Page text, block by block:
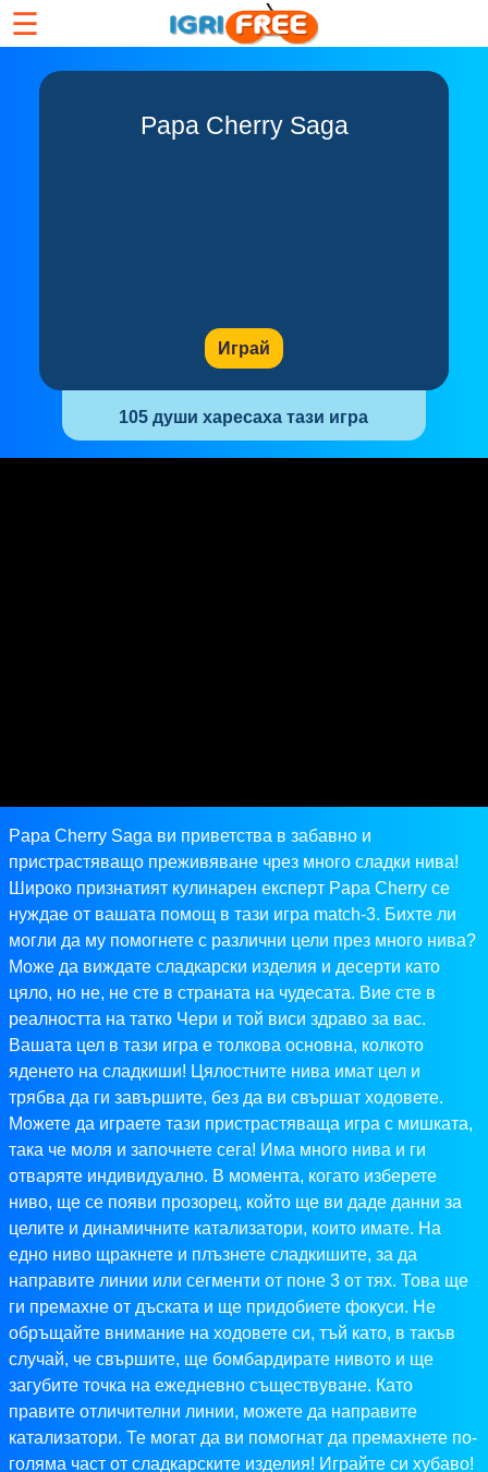
☰
Papa Cherry Saga
Играй
105 души харесаха тази игра
Papa Cherry Saga ви приветства в забавно и
пристрастяващо преживяване чрез много сладки нива!
Широко признатият кулинарен експерт Papa Cherry се
нуждае от вашата помощ в тази игра match-3. Бихте ли
могли да му помогнете с различни цели през много нива?
Може да виждате сладкарски изделия и десерти като
цяло, но не, не сте в страната на чудесата. Вие сте в
реалността на татко Чери и той виси здраво за вас.
Вашата цел в тази игра е толкова основна, колкото
яденето на сладкиши! Цялостните нива имат цел и
трябва да ги завършите, без да ви свършат ходовете.
Можете да играете тази пристрастяваща игра с мишката,
така че моля и започнете сега! Има много нива и ги
отваряте индивидуално. В момента, когато изберете
ниво, ще се появи прозорец, който ще ви даде данни за
целите и динамичните катализатори, които имате. На
едно ниво щракнете и плъзнете сладкишите, за да
направите линии или сегменти от поне 3 от тях. Това ще
ги премахне от дъската и ще придобиете фокуси. Не
обръщайте внимание на ходовете си, тъй като, в такъв
случай, че свършите, ще бомбардирате нивото и ще
загубите точка на ежедневно съществуване. Като
правите отличителни линии, можете да направите
катализатори. Те могат да ви помогнат да премахнете по-
голяма част от сладкарските изделия! Играйте си хубаво!